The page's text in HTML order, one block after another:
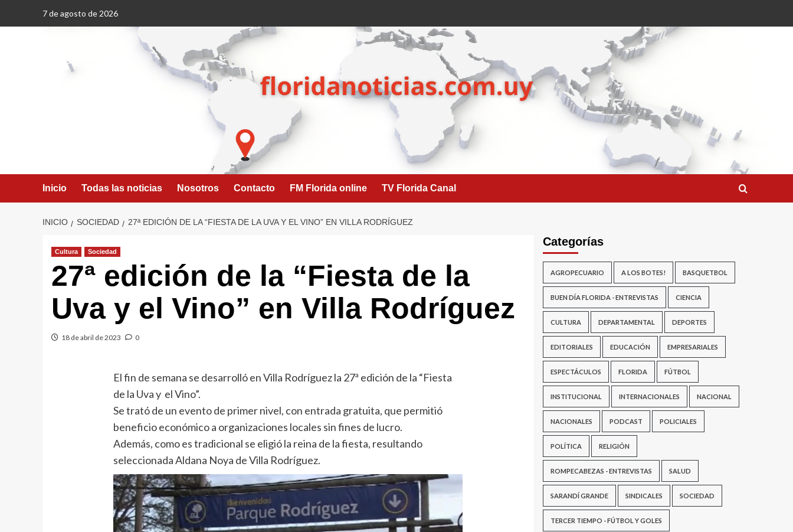
7 de agosto de 2026
Inicio Todas las noticias Nosotros Contacto FM Florida online TV Florida Canal
INICIO SOCIEDAD 27ª EDICIÓN DE LA “FIESTA DE LA UVA Y EL VINO” EN VILLA RODRÍGUEZ
Cultura Sociedad
27ª edición de la “Fiesta de la
Uva y el Vino” en Villa Rodríguez
18 de abril de 2023 0
El fin de semana se desarrolló en Villa Rodríguez la 27ª edición de la “Fiesta
de la Uva y el Vino”.
Se trató de un evento de primer nivel, con entrada gratuita, que permitió
beneficio económico a organizaciones locales sin fines de lucro.
Además, como es tradicional se eligió la reina de la fiesta, resultando
seleccionada Aldana Noya de Villa Rodríguez.
Categorías
AGROPECUARIO A LOS BOTES! BASQUETBOL
BUEN DÍA FLORIDA - ENTREVISTAS CIENCIA
CULTURA DEPARTAMENTAL DEPORTES
EDITORIALES EDUCACIÓN EMPRESARIALES
ESPECTÁCULOS FLORIDA FÚTBOL
INSTITUCIONAL INTERNACIONALES NACIONAL
NACIONALES PODCAST POLICIALES
POLÍTICA RELIGIÓN
ROMPECABEZAS - ENTREVISTAS SALUD
SARANDÍ GRANDE SINDICALES SOCIEDAD
TERCER TIEMPO - FÚTBOL Y GOLES